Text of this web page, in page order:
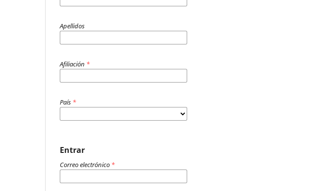
Apellidos
Afiliación *
País *
Entrar
Correo electrónico *